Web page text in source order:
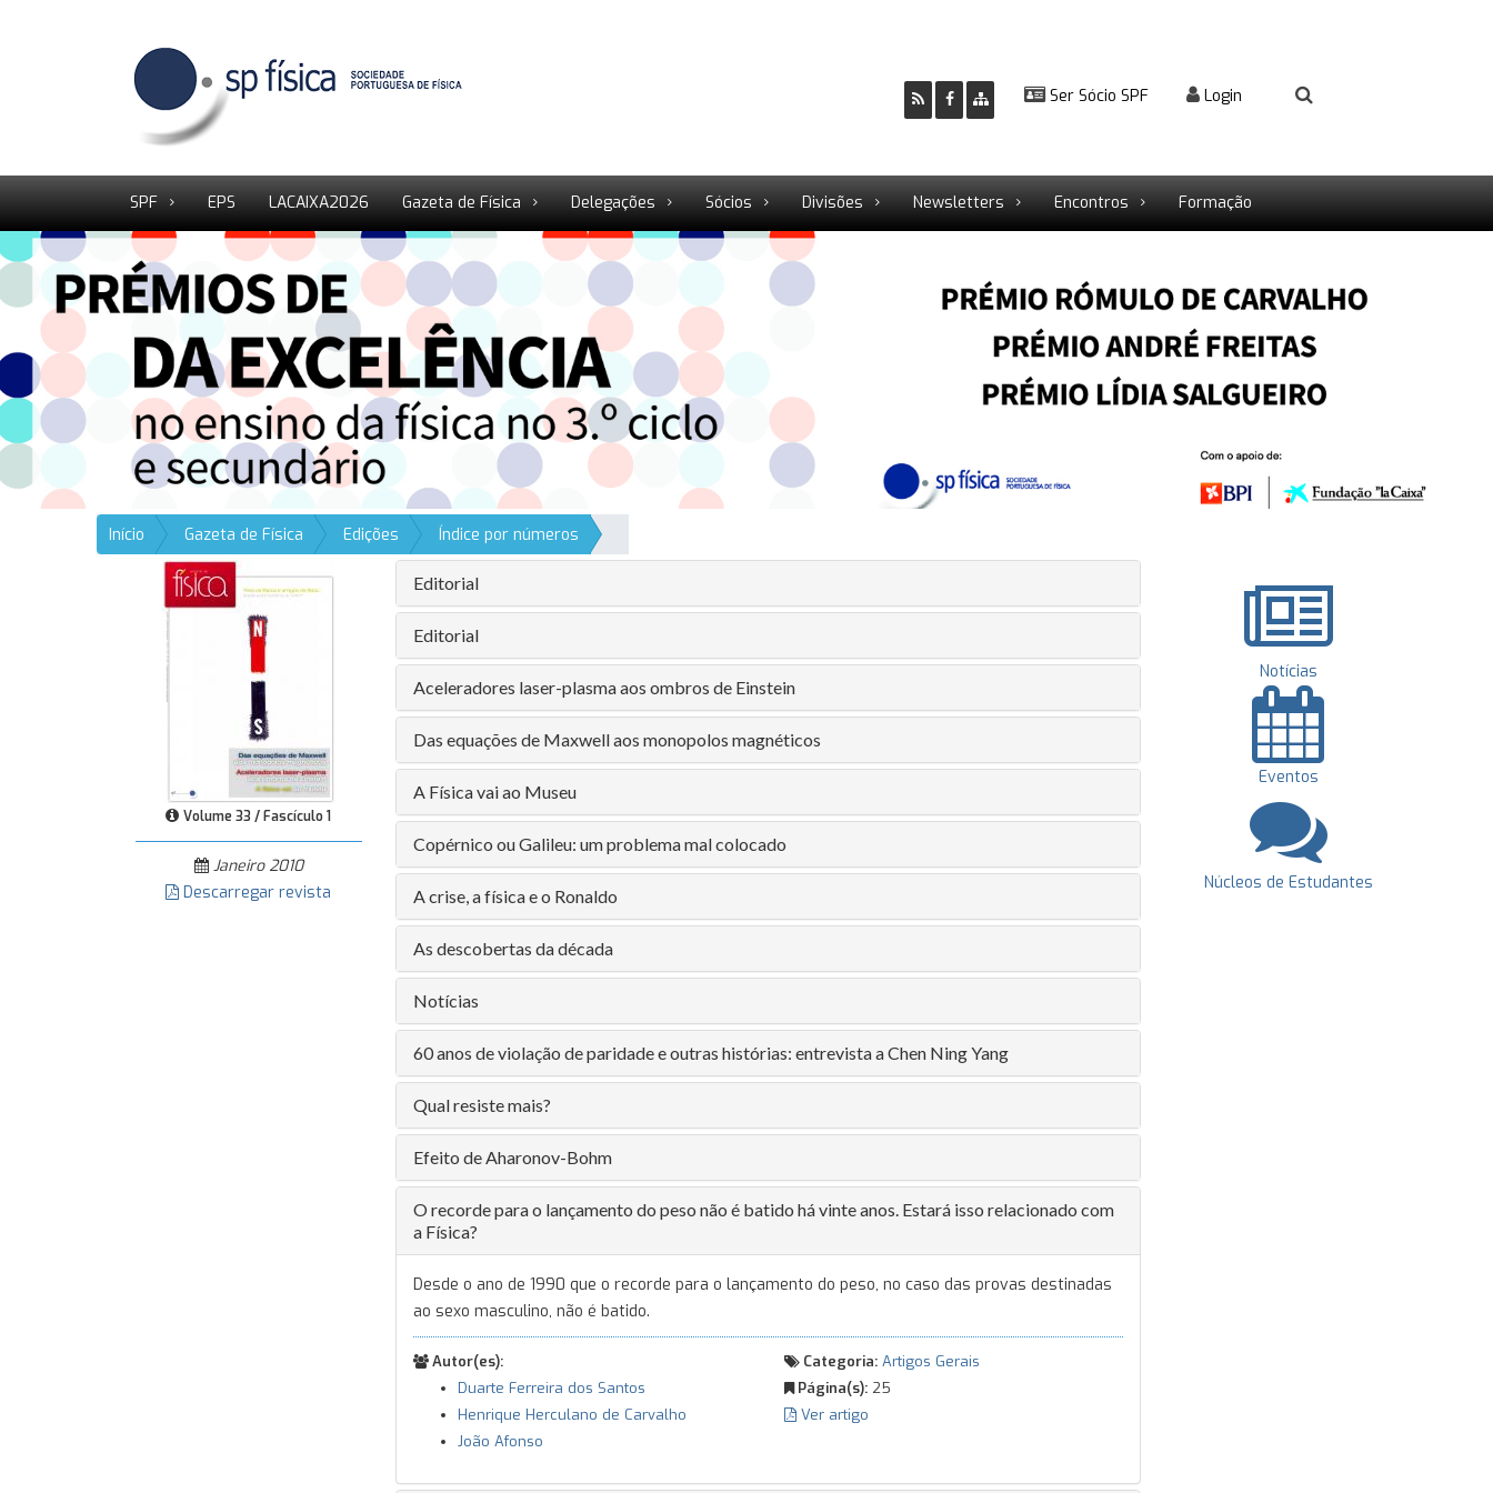
Ser Sócio SPF Login
SPF EPS LACAIXA2026 Gazeta de Física Delegações Sócios Divisões Newsletters Encontros Formação
Início Gazeta de Física Edições Índice por números
Volume 33 / Fascículo 1
Janeiro 2010
Descarregar revista
Editorial
Editorial
Aceleradores laser-plasma aos ombros de Einstein
Das equações de Maxwell aos monopolos magnéticos
A Física vai ao Museu
Copérnico ou Galileu: um problema mal colocado
A crise, a física e o Ronaldo
As descobertas da década
Notícias
60 anos de violação de paridade e outras histórias: entrevista a Chen Ning Yang
Qual resiste mais?
Efeito de Aharonov-Bohm
O recorde para o lançamento do peso não é batido há vinte anos. Estará isso relacionado com
a Física?
Desde o ano de 1990 que o recorde para o lançamento do peso, no caso das provas destinadas
ao sexo masculino, não é batido.
Autor(es):
Duarte Ferreira dos Santos
Henrique Herculano de Carvalho
João Afonso
Categoria: Artigos Gerais
Página(s): 25
Ver artigo
Notícias
Eventos
Núcleos de Estudantes